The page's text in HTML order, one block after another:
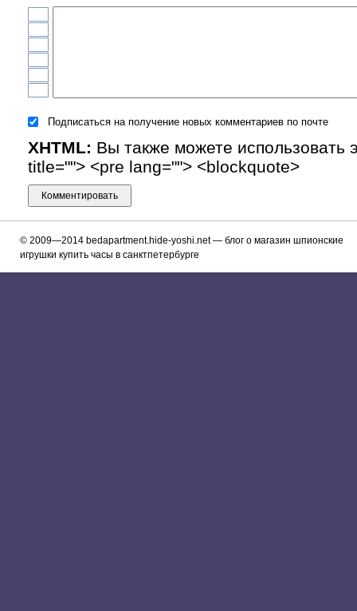
Подписаться на получение новых комментариев по почте
XHTML: Вы также можете использовать
title=""> <pre lang=""> <blockquote>
© 2009—2014 bedapartment.hide-yoshi.net— блог о магазин шпионские
игрушки купить часы в санктпетербурге